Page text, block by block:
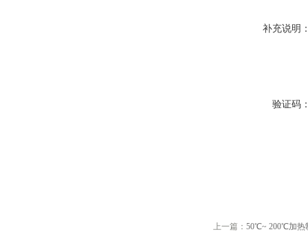
补充说明
验证码
上一篇： 50℃~ 200℃加热